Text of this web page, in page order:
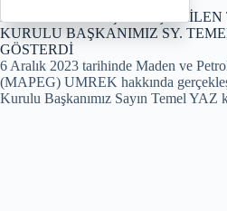
MAPEG’DE
KURULU BAŞKANIMIZ SY.
GÖSTERDİ
6 Aralık 2023 tarihinde Maden ve
(MAPEG) UMREK hakkında
Kurulu Başkanımız Sayın Temel YAZ